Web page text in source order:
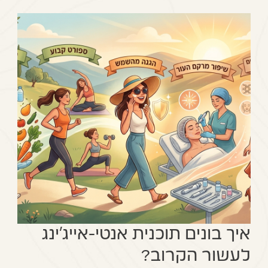
איך בונים תוכנית אנטי-אייג'ינג
לעשור הקרוב?